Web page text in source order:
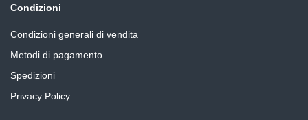
Condizioni
Condizioni generali di vendita
Metodi di pagamento
Spedizioni
Privacy Policy